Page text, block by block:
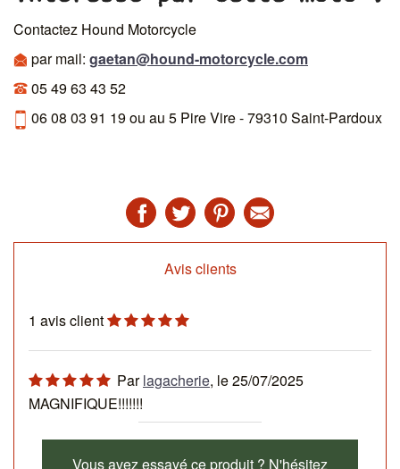
Contactez Hound Motorcycle
par mail: gaetan@hound-motorcycle.com
05 49 63 43 52
06 08 03 91 19 ou au 5 Pire Vire - 79310 Saint-Pardoux
Avis clients
1 avis client
Parlagacherie, le25/07/2025
MAGNIFIQUE!!!!!!!
Vous avez essayé ce produit ? N'hésitez